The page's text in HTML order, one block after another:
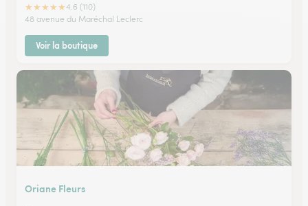
★★★★★4.6 (110)
48 avenue du Maréchal Leclerc
Voir la boutique
Oriane Fleurs